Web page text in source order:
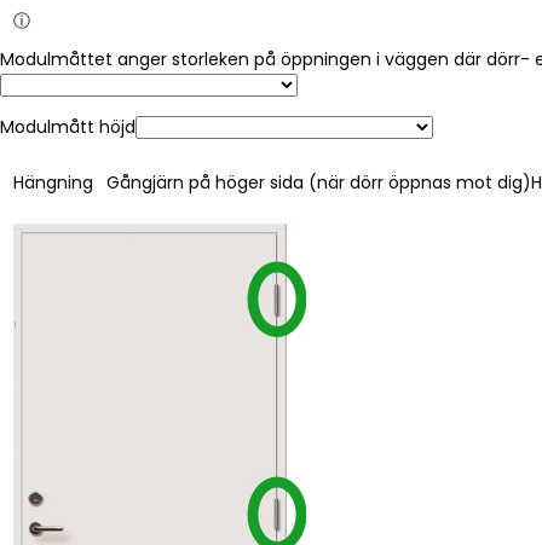
ⓘ
Modulmått höjd
Hängning Gångjärn på höger sida (när dörr öppnas mot dig)